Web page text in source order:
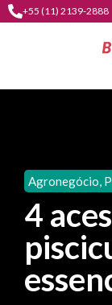
+55 (11) 2139-2888
contato
cultura
do
Agronegócio
psicultura
em
Coberturas
barracas
Agronegócio,
4